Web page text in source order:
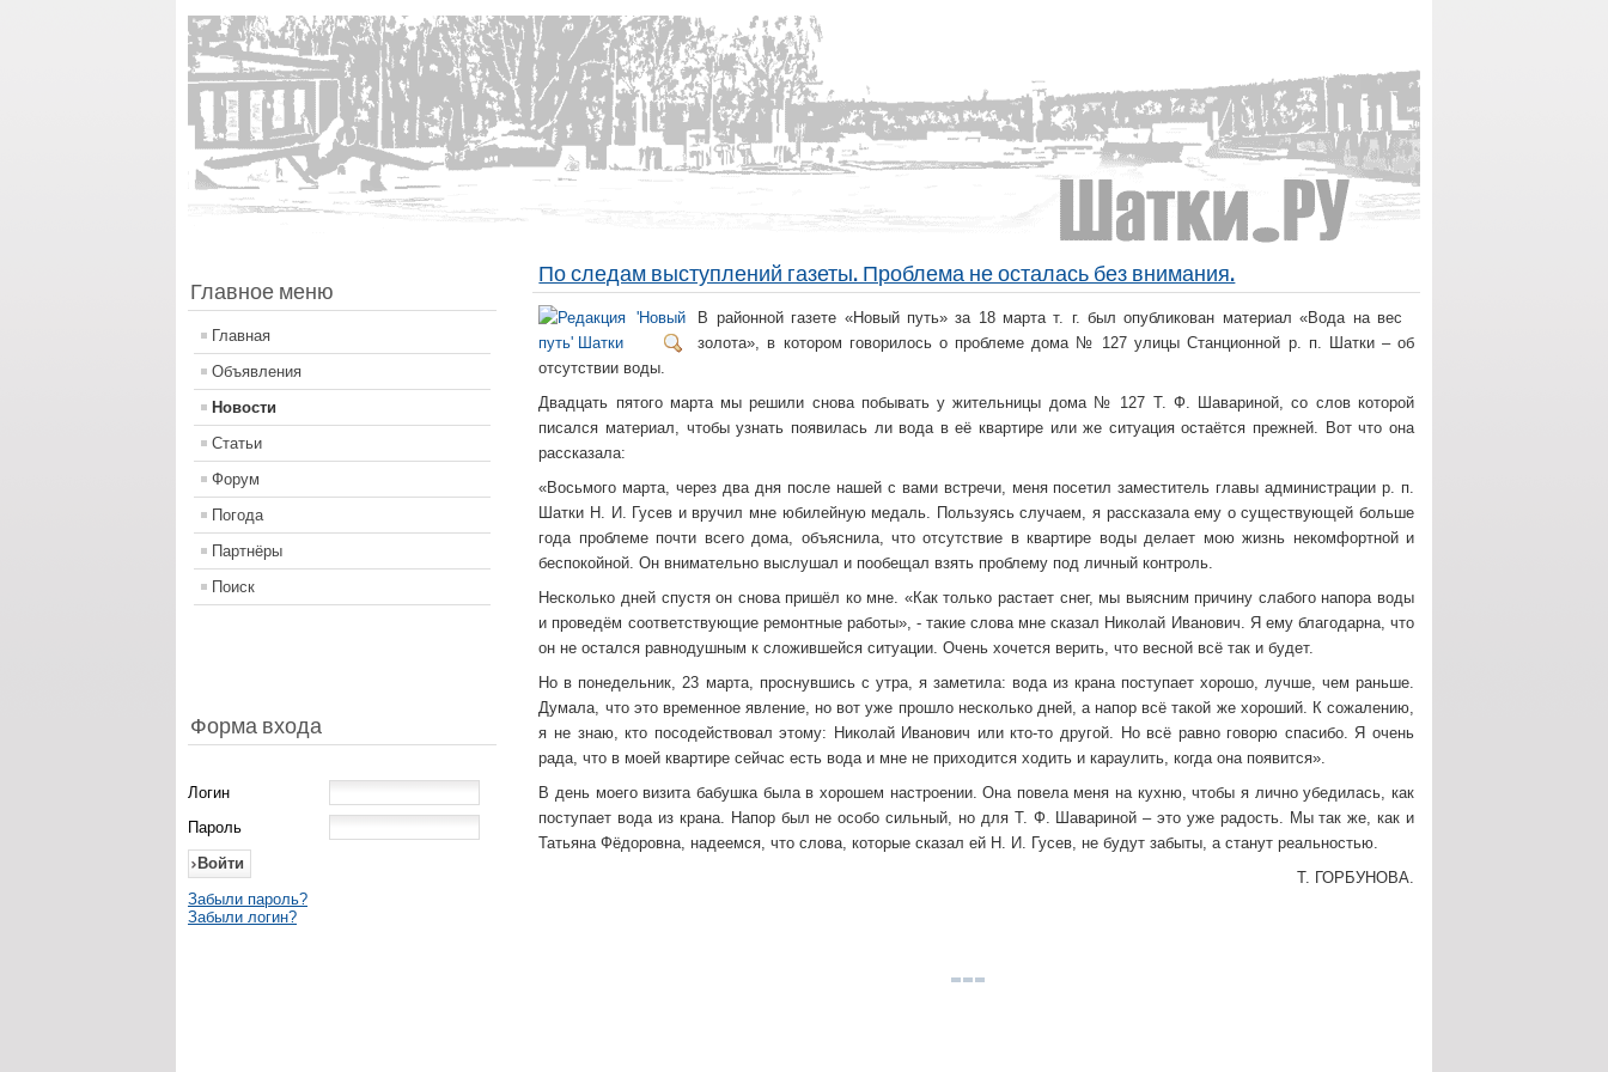
Главное меню
Главная
Объявления
Новости
Статьи
Форум
Погода
Партнёры
Поиск
Форма входа
Логин
Пароль
Забыли пароль?
Забыли логин?
По следам выступлений газеты. Проблема не осталась без внимания.
В районной газете «Новый путь» за 18 марта т. г. был опубликован материал «Вода на вес
золота», в котором говорилось о проблеме дома № 127 улицы Станционной р. п. Шатки – об
отсутствии воды.
Двадцать пятого марта мы решили снова побывать у жительницы дома № 127 Т. Ф. Шавариной, со слов которой
писался материал, чтобы узнать появилась ли вода в её квартире или же ситуация остаётся прежней. Вот что она
рассказала:
«Восьмого марта, через два дня после нашей с вами встречи, меня посетил заместитель главы администрации р. п.
Шатки Н. И. Гусев и вручил мне юбилейную медаль. Пользуясь случаем, я рассказала ему о существующей больше
года проблеме почти всего дома, объяснила, что отсутствие в квартире воды делает мою жизнь некомфортной и
беспокойной. Он внимательно выслушал и пообещал взять проблему под личный контроль.
Несколько дней спустя он снова пришёл ко мне. «Как только растает снег, мы выясним причину слабого напора воды
и проведём соответствующие ремонтные работы», - такие слова мне сказал Николай Иванович. Я ему благодарна, что
он не остался равнодушным к сложившейся ситуации. Очень хочется верить, что весной всё так и будет.
Но в понедельник, 23 марта, проснувшись с утра, я заметила: вода из крана поступает хорошо, лучше, чем раньше.
Думала, что это временное явление, но вот уже прошло несколько дней, а напор всё такой же хороший. К сожалению,
я не знаю, кто посодействовал этому: Николай Иванович или кто-то другой. Но всё равно говорю спасибо. Я очень
рада, что в моей квартире сейчас есть вода и мне не приходится ходить и караулить, когда она появится».
В день моего визита бабушка была в хорошем настроении. Она повела меня на кухню, чтобы я лично убедилась, как
поступает вода из крана. Напор был не особо сильный, но для Т. Ф. Шавариной – это уже радость. Мы так же, как и
Татьяна Фёдоровна, надеемся, что слова, которые сказал ей Н. И. Гусев, не будут забыты, а станут реальностью.
Т. ГОРБУНОВА.